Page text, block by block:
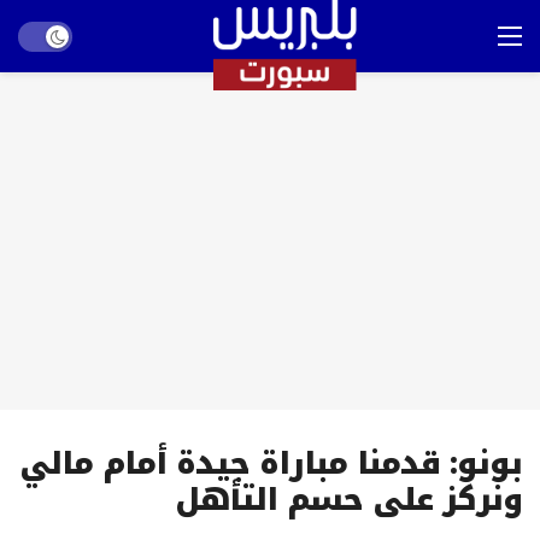
mode
بونو: قدمنا مباراة جيدة أمام مالي
ونركز على حسم التأهل